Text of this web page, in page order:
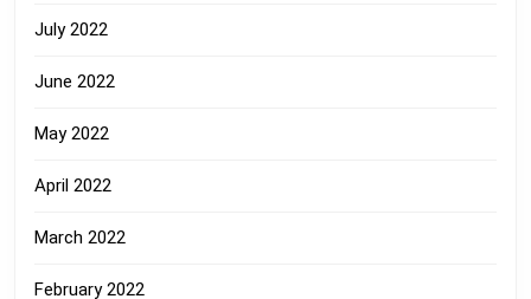
July 2022
June 2022
May 2022
April 2022
March 2022
February 2022